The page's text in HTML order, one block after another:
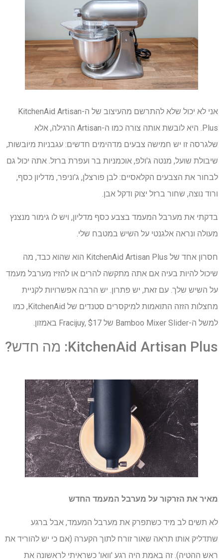
אני לא יכול שלא להתרשם מהעיצוב של ה-KitchenAid Artisan
Plus. היא לובשת אותה צורה כמו ה-Artisan הרגילה, אלא
שלגרסה זו יש חמישה צבעים מדהימים חדשים: עגבניות מיובשות,
שיבולת שועל, מנטה ג'ולפ, אוכמניות בר ועפרת ברזל. אתה יכול גם
לבחור את הצבעים הקלאסיים: לבן פורצלן, ג'וניפר, מדליון כסף,
ורוד נוצה, שחור ברזל יצוק ודקל אבן.
בדקתי את מערבל המעמד בצבע כסף מדליון, ויש לו גימור מנצנץ
מעולה ונראה אלגנטי על השיש במטבח שלי.
חסרון אחד של KitchenAid Artisan Plus הוא שהוא כבד, מה
שיכול להיות בעיה אם אתה מתקשה להרים או להזיז מערבל מעמד
על השיש שלך. עם זאת, יש פתרון. יש הרבה אפשרויות לקניית
מחצלות הזזה התואמות למיקסרים סטנדים של KitchenAid, כמו
למשל ה-Bamboo Mixer Slider של Fracijuy, $17 באמזון.
KitchenAid Artisan Plus: מה חדש?
מאיר את הזרקור על מערבל המעמד החדש
לא תשים לב מיד כשתפרק את מערבל המעמד, אבל ברגע
שתדליק אותו תראה שאור זורח לתוך הקערה (אם כי יש להוריד את
ראש ההטיה). זה באמת היה רגע 'וואו' כשראיתי לראשונה את